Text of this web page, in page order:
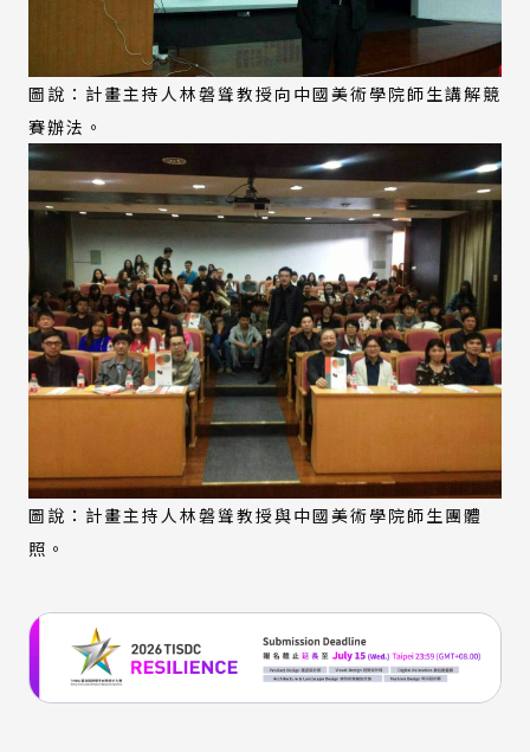
圖說：計畫主持人林磐聳教授向中國美術學院師生講解競
賽辦法。
圖說：計畫主持人林磐聳教授與中國美術學院師生團體
照。